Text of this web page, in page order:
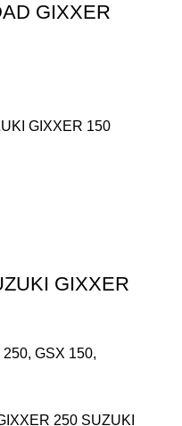
GIXXER
GIXXER 150
GIXXER
250, GSX 150,
250 SUZUKI